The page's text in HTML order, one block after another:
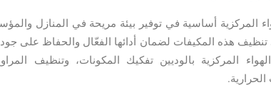
المركزية أساسية في توفير بيئة مريحة في المنازل
هذه المكيفات لضمان أدائها الفعّال والحفاظ على
المركزية بالوديين تفكيك المكونات، وتنظيف